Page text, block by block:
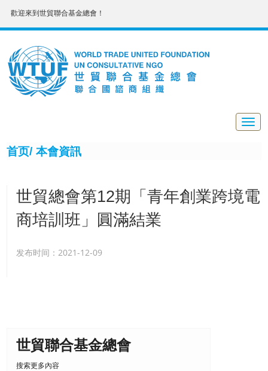
歡迎來到世貿聯合基金總會！
首页/ 本會資訊
世貿總會第12期「青年創業跨境電
商培訓班」圓滿結業
发布时间：2021-12-09
^.^ 不得不說這期的同學都非常牛，老師讓大家實操拍照產品上
傳，大家居然分工明確，非常專業的利用了身邊的資源完成，有的
小組拿講義夾當曝光布，有的小組拿手機當打光燈，還有的小組直
世貿聯合基金總會
搜索更多內容